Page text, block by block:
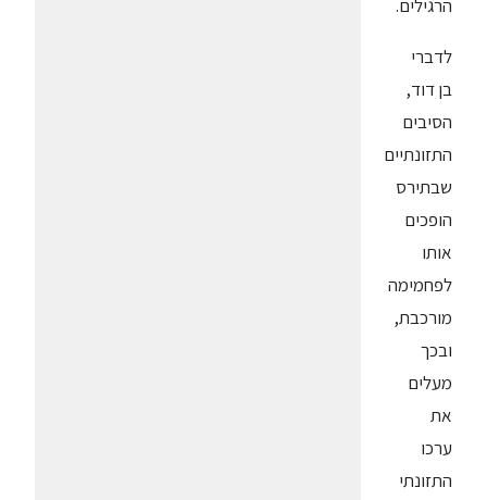
הרגילים.
לדברי
בן דוד,
הסיבים
התזונתיים
שבתירס
הופכים
אותו
לפחמימה
מורכבת,
ובכך
מעלים
את
ערכו
התזונתי